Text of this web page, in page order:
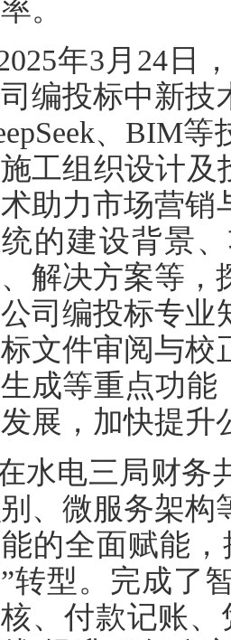
。
年3月24日
编投标中新技
、BIM
工组织设计
助力市场营销
的建设背景
解决方案等，
司编投标专业
文件审阅与校
成等重点功能
展，加快提升
水电三局财务
、微服务架构
的全面赋能
转型。完成了
、付款记账